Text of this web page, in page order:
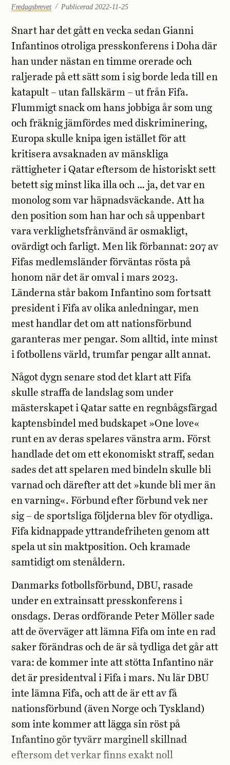
Fredagsbrevet Publicerad 2022-11-25
Snart har det gått en vecka sedan Gianni
Infantinos otroliga presskonferens i Doha där
han under nästan en timme orerade och
raljerade på ett sätt som i sig borde leda till en
katapult – utan fallskärm – ut från Fifa.
Flummigt snack om hans jobbiga år som ung
och fräknig jämfördes med diskriminering,
Europa skulle knipa igen istället för att
kritisera avsaknaden av mänskliga
rättigheter i Qatar eftersom de historiskt sett
betett sig minst lika illa och … ja, det var en
monolog som var häpnadsväckande. Att ha
den position som han har och så uppenbart
vara verklighetsfrånvänd är osmakligt,
ovärdigt och farligt. Men lik förbannat: 207 av
Fifas medlemsländer förväntas rösta på
honom när det är omval i mars 2023.
Länderna står bakom Infantino som fortsatt
president i Fifa av olika anledningar, men
mest handlar det om att nationsförbund
garanteras mer pengar. Som alltid, inte minst
i fotbollens värld, trumfar pengar allt annat.
Något dygn senare stod det klart att Fifa
skulle straffa de landslag som under
mästerskapet i Qatar satte en regnbågsfärgad
kaptensbindel med budskapet »One love«
runt en av deras spelares vänstra arm. Först
handlade det om ett ekonomiskt straff, sedan
sades det att spelaren med bindeln skulle bli
varnad och därefter att det »kunde bli mer än
en varning«. Förbund efter förbund vek ner
sig – de sportsliga följderna blev för otydliga.
Fifa kidnappade yttrandefriheten genom att
spela ut sin maktposition. Och kramade
samtidigt om stenåldern.
Danmarks fotbollsförbund, DBU, rasade
under en extrainsatt presskonferens i
onsdags. Deras ordförande Peter Möller sade
att de överväger att lämna Fifa om inte en rad
saker förändras och de är så tydliga det går att
vara: de kommer inte att stötta Infantino när
det är presidentval i Fifa i mars. Nu lär DBU
inte lämna Fifa, och att de är ett av få
nationsförbund (även Norge och Tyskland)
som inte kommer att lägga sin röst på
Infantino gör tyvärr marginell skillnad
eftersom det verkar finns exakt noll